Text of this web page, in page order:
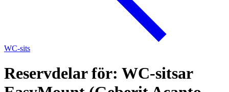
WC-sits
Reservdelar för: WC-sitsar